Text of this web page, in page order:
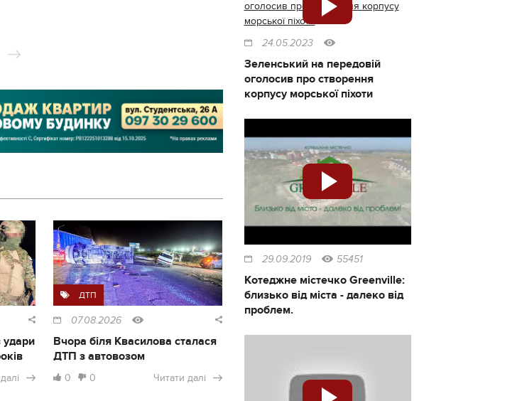
удари
ДТП
07.08.2026
Вчора біля Квасилова сталася
ДТП з автовозом
0 0 Читати далі
24.05.2023
Зеленський на передовій
оголосив про створення
корпусу морської піхоти
29.09.2019 55451
Котеджне містечко Greenville:
близько від міста - далеко від
проблем.